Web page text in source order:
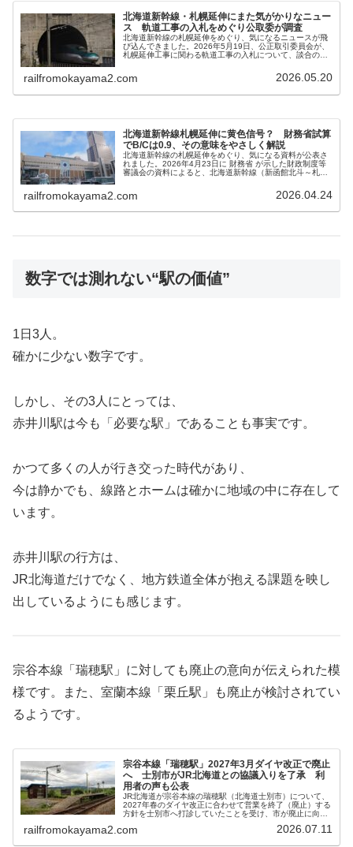
北海道新幹線・札幌延伸にまた気がかりなニュー
ス 軌道工事の入札をめぐり公取委が調査
北海道新幹線の札幌延伸をめぐり、気になるニュースが飛
び込んできました。2026年5月19日、公正取引委員会が、
札幌延伸工事に関わる軌道工事の入札について、談合の疑
railfromokayama2.com 2026.05.20
北海道新幹線札幌延伸に黄色信号？ 財務省試算
でB/Cは0.9、その意味をやさしく解説
北海道新幹線の札幌延伸をめぐり、気になる資料が公表さ
れました。2026年4月23日に 財務省 が示した財政制度等
審議会の資料によると、北海道新幹線（新函館北斗～札
railfromokayama2.com 2026.04.24
数字では測れない“駅の価値”
1日3人。
確かに少ない数字です。
しかし、その3人にとっては、
赤井川駅は今も「必要な駅」であることも事実です。
かつて多くの人が行き交った時代があり、
今は静かでも、線路とホームは確かに地域の中に存在して
います。
赤井川駅の行方は、
JR北海道だけでなく、地方鉄道全体が抱える課題を映し
出しているようにも感じます。
宗谷本線「瑞穂駅」に対しても廃止の意向が伝えられた模
様です。また、室蘭本線「栗丘駅」も廃止が検討されてい
るようです。
宗谷本線「瑞穂駅」2027年3月ダイヤ改正で廃止
へ 士別市がJR北海道との協議入りを了承 利
用者の声も公表
JR北海道が宗谷本線の瑞穂駅（北海道士別市）について、
2027年春のダイヤ改正に合わせて営業を終了（廃止）する
方針を士別市へ打診していたことを受け、市が廃止に向け
用実態に応じた駅の見直し...
railfromokayama2.com 2026.07.11